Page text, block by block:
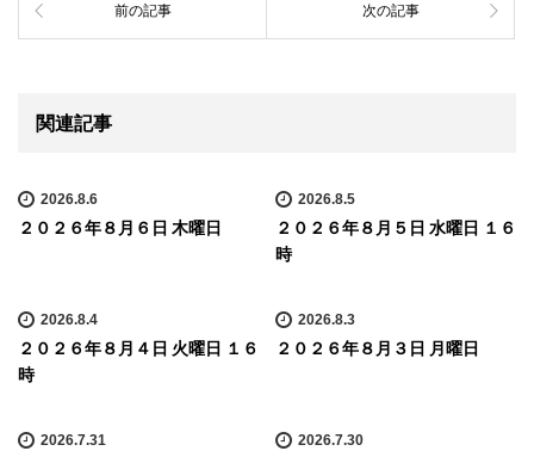
前の記事 次の記事
関連記事
2026.8.6
２０２６年８月６日 木曜日
2026.8.5
２０２６年８月５日 水曜日 １６
時
2026.8.4
２０２６年８月４日 火曜日 １６
時
2026.8.3
２０２６年８月３日 月曜日
2026.7.31 2026.7.30